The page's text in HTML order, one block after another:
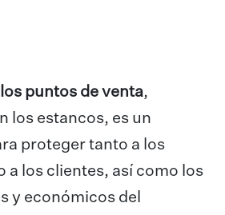
puntos de venta,
los estancos, es un
proteger tanto a los
a los clientes, así como los
y económicos del